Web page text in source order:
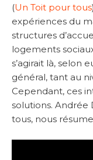
(Un Toit pour tous
expériences du
structures
logements
s’agirait là, selon
général, tant au
Cependant, ces
solutions. Andrée
tous, nous